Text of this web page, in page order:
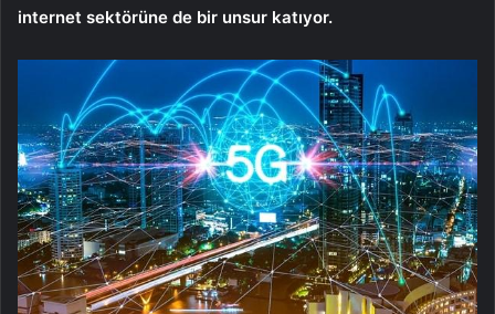
internet sektörüne de bir unsur katıyor.